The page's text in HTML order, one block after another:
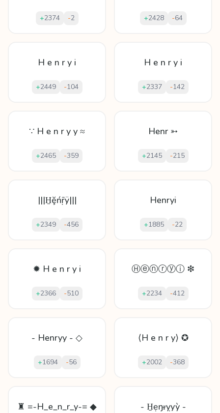
+2374 -2 +2428 -64
H e n r y i
+2449 -104
H e n r y i
+2337 -142
∵ H e n r y y ≈
+2465 -359
Henr ➳
+2145 -215
|||H̱ḝńṝÿ|||
+2349 -456
Henryi
+1885 -22
✹ H e n r y i
+2366 -510
Ⓗⓔⓝⓡⓨⓘ ❇
+2234 -412
- Henryy - ◇
+1694 -56
⟨H e n r y⟩ ✪
+2002 -368
♜ =-H_e_n_r_y-= ◆ - H̱ẹŋᵲỵуỳ -